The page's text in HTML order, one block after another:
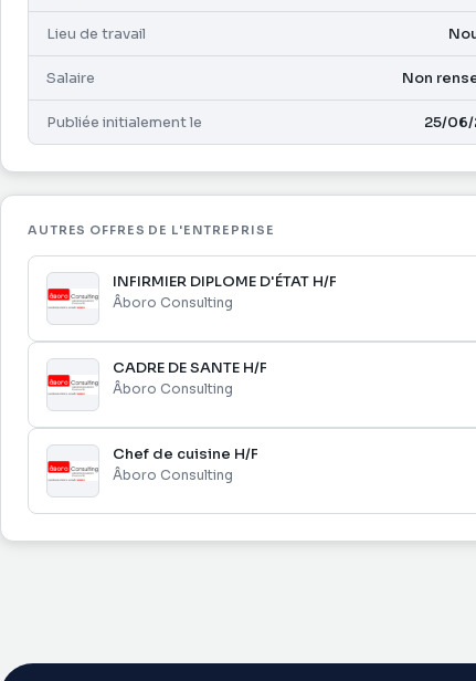
Lieu de travail
Salaire Non
Publiée initialement le 25/
AUTRES OFFRES DE L'ENTREPRISE
INFIRMIER DIPLOME D'ÉTAT H/F
Âboro Consulting
CADRE DE SANTE H/F
Âboro Consulting
Chef de cuisine H/F
Âboro Consulting